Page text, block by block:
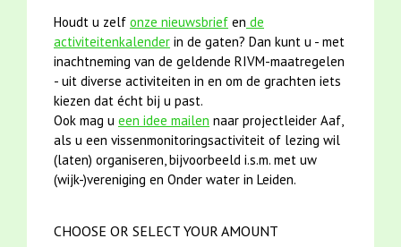
Houdt u zelf onze nieuwsbrief en de
activiteitenkalender in de gaten? Dan kunt u - met
inachtneming van de geldende RIVM-maatregelen
- uit diverse activiteiten in en om de grachten iets
kiezen dat écht bij u past.
Ook mag u een idee mailen naar projectleider Aaf,
als u een vissenmonitoringsactiviteit of lezing wil
(laten) organiseren, bijvoorbeeld i.s.m. met uw
(wijk-)vereniging en Onder water in Leiden.
CHOOSE OR SELECT YOUR AMOUNT